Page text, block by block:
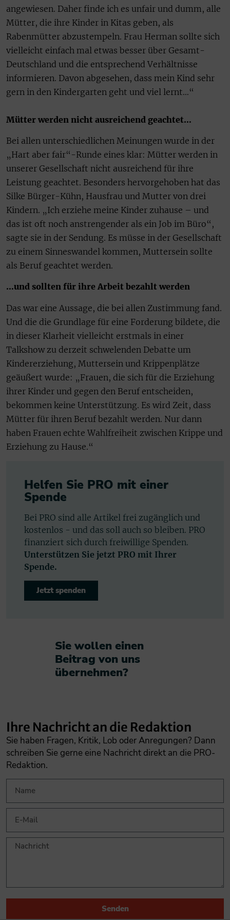
angewiesen. Daher finde ich es unfair und dumm, alle
Mütter, die ihre Kinder in Kitas geben, als
Rabenmütter abzustempeln. Frau Herman sollte sich
vielleicht einfach mal etwas besser über Gesamt-
Deutschland und die entsprechend Verhältnisse
informieren. Davon abgesehen, dass mein Kind sehr
gern in den Kindergarten geht und viel lernt…“
Mütter werden nicht ausreichend geachtet…
Bei allen unterschiedlichen Meinungen wurde in der
„Hart aber fair“-Runde eines klar: Mütter werden in
unserer Gesellschaft nicht ausreichend für ihre
Leistung geachtet. Besonders hervorgehoben hat das
Silke Bürger-Kühn, Hausfrau und Mutter von drei
Kindern. „Ich erziehe meine Kinder zuhause – und
das ist oft noch anstrengender als ein Job im Büro“,
sagte sie in der Sendung. Es müsse in der Gesellschaft
zu einem Sinneswandel kommen, Muttersein sollte
als Beruf geachtet werden.
…und sollten für ihre Arbeit bezahlt werden
Das war eine Aussage, die bei allen Zustimmung fand.
Und die die Grundlage für eine Forderung bildete, die
in dieser Klarheit vielleicht erstmals in einer
Talkshow zu derzeit schwelenden Debatte um
Kindererziehung, Muttersein und Krippenplätze
geäußert wurde: „Frauen, die sich für die Erziehung
ihrer Kinder und gegen den Beruf entscheiden,
bekommen keine Unterstützung. Es wird Zeit, dass
Mütter für ihren Beruf bezahlt werden. Nur dann
haben Frauen echte Wahlfreiheit zwischen Krippe und
Erziehung zu Hause.“
Helfen Sie PRO mit einer
Spende
Bei PRO sind alle Artikel frei zugänglich und
kostenlos - und das soll auch so bleiben. PRO
finanziert sich durch freiwillige Spenden.
Unterstützen Sie jetzt PRO mit Ihrer
Spende.
Jetzt spenden
Sie wollen einen
Beitrag von uns
übernehmen?​
Ihre Nachricht an die Redaktion
Sie haben Fragen, Kritik, Lob oder Anregungen? Dann
schreiben Sie gerne eine Nachricht direkt an die PRO-
Redaktion.
Senden